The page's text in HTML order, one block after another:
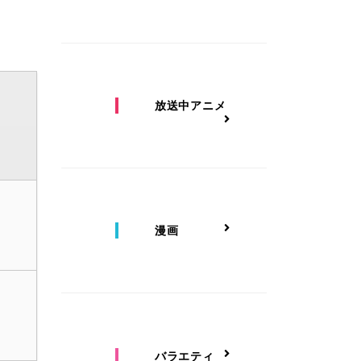
放送中アニメ
漫画
バラエティ